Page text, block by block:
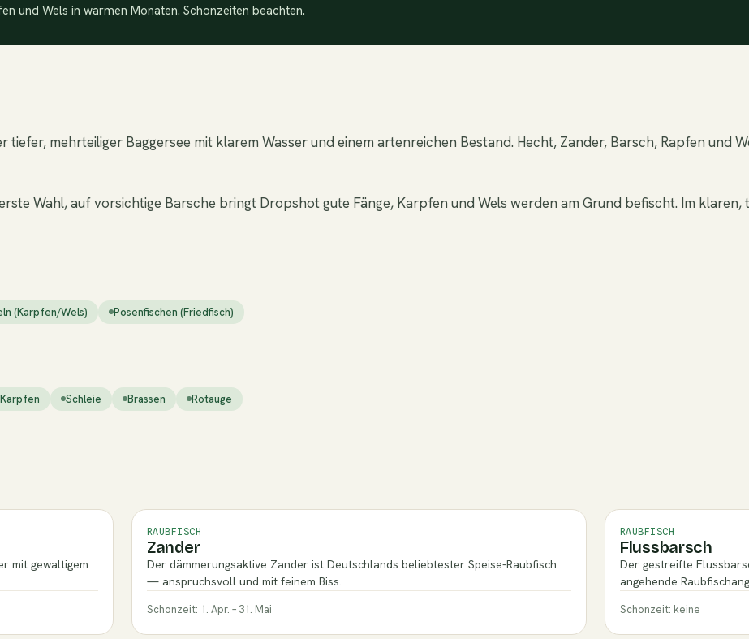
und Wels in warmen Monaten. Schonzeiten beachten.
tiefer, mehrteiliger Baggersee mit klarem Wasser und einem artenreichen Bestand. Hecht, Zander, Barsch, Rapfen und
Wahl, auf vorsichtige Barsche bringt Dropshot gute Fänge, Karpfen und Wels werden am Grund befischt. Im klaren,
(Karpfen/Wels) Posenfischen (Friedfisch)
Karpfen Schleie Brassen Rotauge
mit gewaltigem
RAUBFISCH
Zander
Der dämmerungsaktive Zander ist Deutschlands beliebtester Speise-Raubfisch
— anspruchsvoll und mit feinem Biss.
Schonzeit: 1. Apr. – 31. Mai
RAUBFISCH
Flussbarsch
Der gestreifte
angehende
Schonzeit: keine